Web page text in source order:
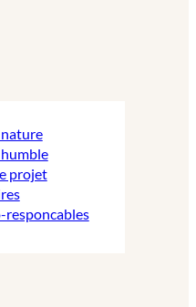
nature
projet
responcables